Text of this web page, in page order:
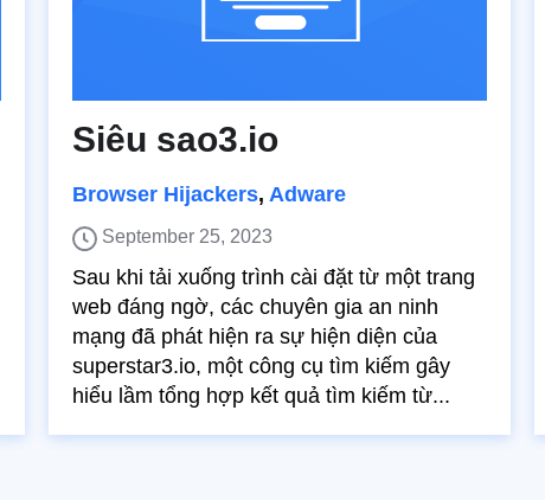
Siêu sao3.io
Browser Hijackers, Adware
September 25, 2023
Sau khi tải xuống trình cài đặt từ một trang
web đáng ngờ, các chuyên gia an ninh
mạng đã phát hiện ra sự hiện diện của
superstar3.io, một công cụ tìm kiếm gây
hiểu lầm tổng hợp kết quả tìm kiếm từ...